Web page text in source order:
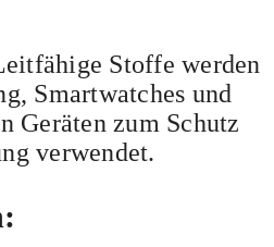
Stoffe werden
Smartwatches und
Geräten zum Schutz
verwendet.